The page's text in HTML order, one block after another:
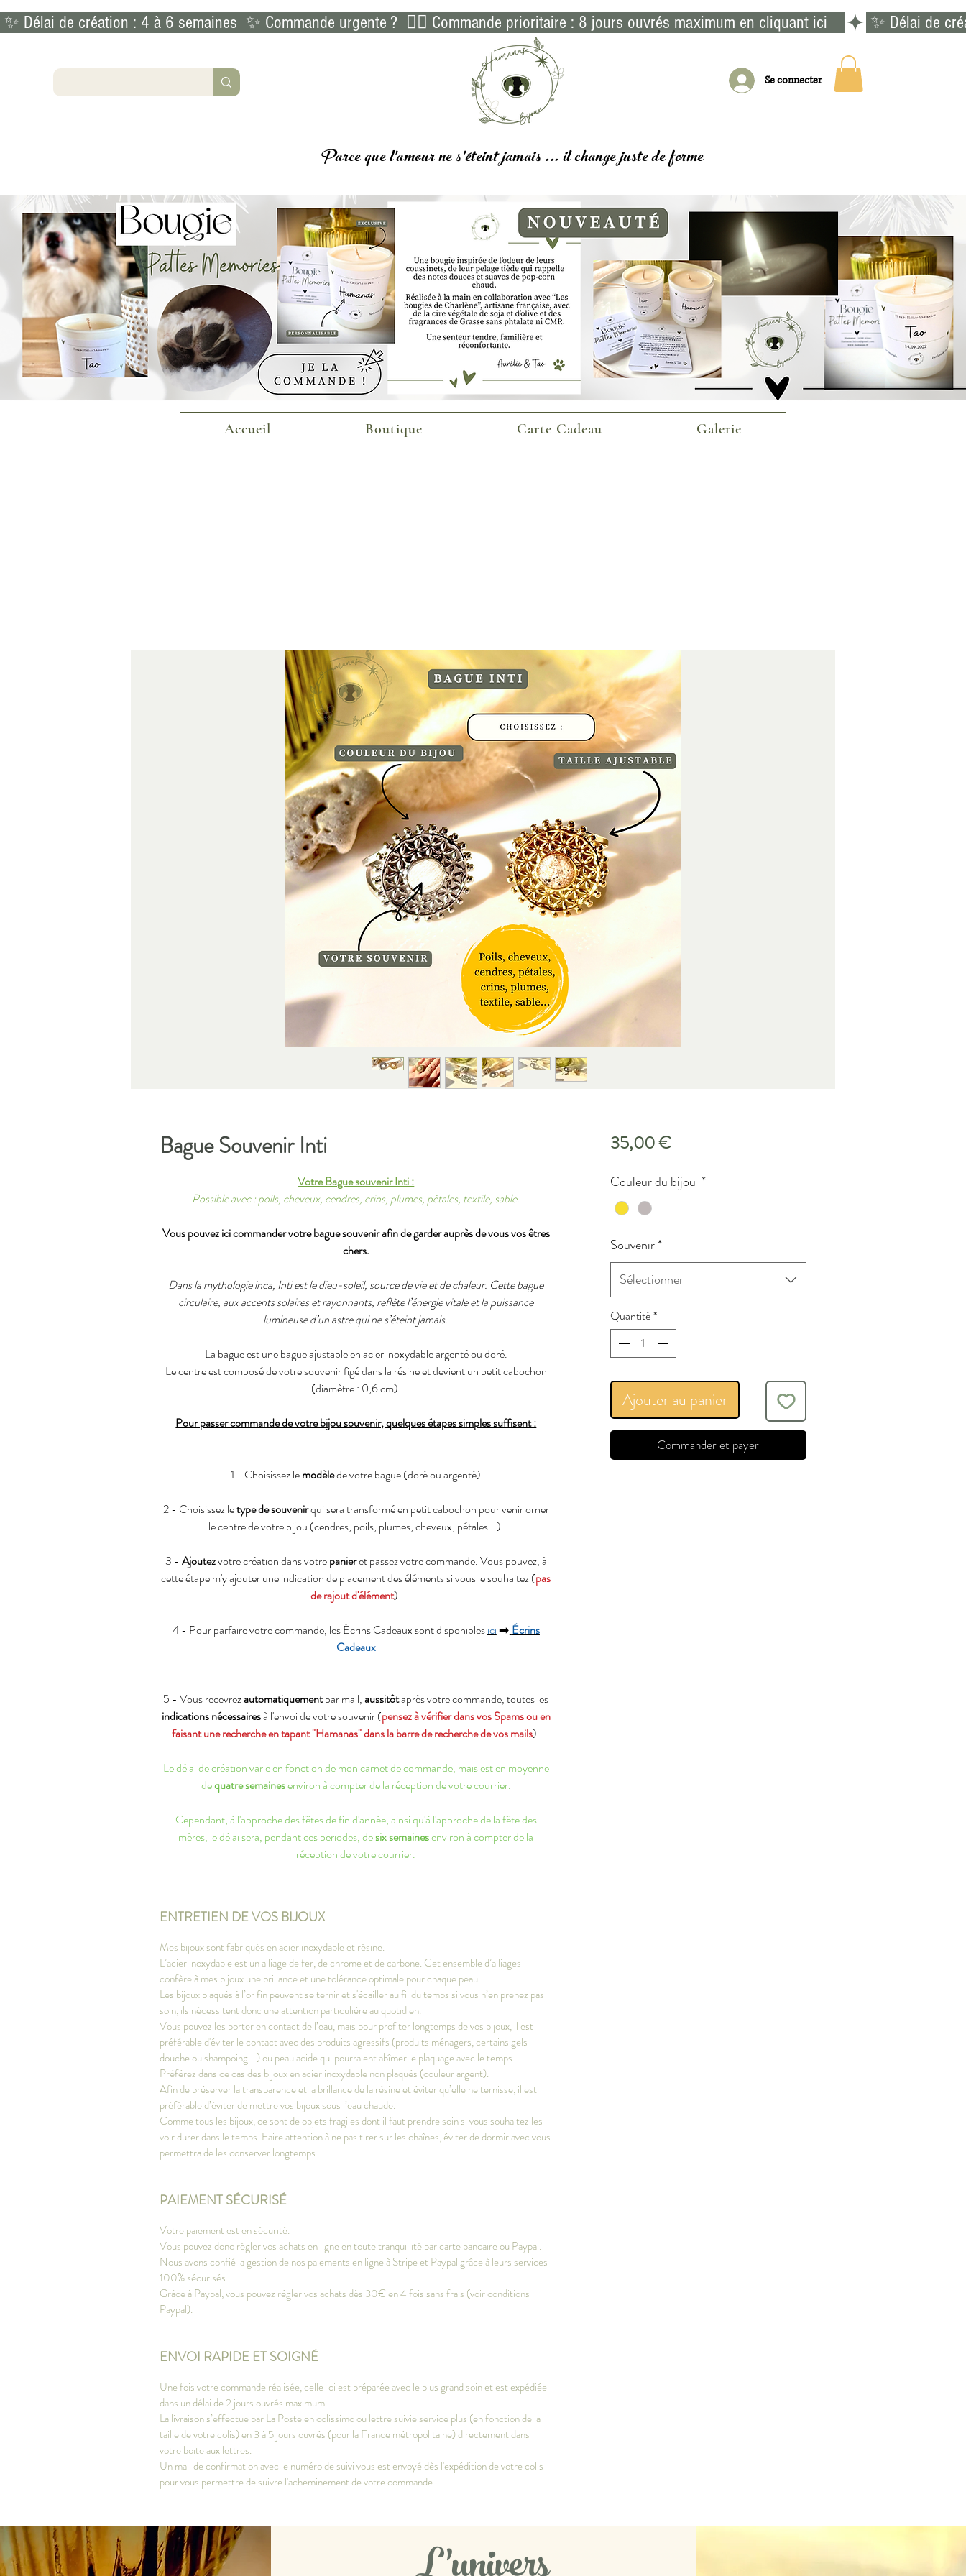
✨ Délai de création : 4 à 6 semaines  ✨ Commande urgente ?  👉🏻 Commande prioritaire : 8 jours ouvrés maximum en cliquant ici
Se connecter
Parce que l'amour ne s'éteint jamais ... ilchangejuste de forme
Accueil Boutique Carte Cadeau Galerie
Bague Souvenir Inti
Votre Bague souvenir Inti :
Possible avec : poils, cheveux, cendres, crins, plumes, pétales, textile, sable.
Vous pouvez ici commander votre bague souvenir afin de garder auprès de vous vos êtres
chers.
Dans la mythologie inca, Inti est le dieu-soleil, source de vie et de chaleur. Cette bague
circulaire, aux accents solaires et rayonnants, reflète l’énergie vitale et la puissance
lumineuse d’un astre qui ne s’éteint jamais.
La bague est une bague ajustable en acier inoxydable argenté ou doré.
Le centre est composé de votre souvenir figé dans la résine et devient un petit cabochon
(diamètre : 0,6 cm).
Pour passer commande de votre bijou souvenir, quelques étapes simples suffisent :
1 - Choisissez lemodèlede votre bague (doré ou argenté)
2 - Choisissez letype de souvenirqui sera transformé en petit cabochon pour venir orner
le centre de votre bijou (cendres, poils, plumes, cheveux, pétales...).
3 - Ajoutezvotre création dans votrepanieret passez votre commande. Vous pouvez, à
cette étape m'y ajouter une indication de placement des éléments si vous le souhaitez (pas
de rajout d'élément).
4 - Pour parfaire votre commande, les Écrins Cadeaux sont disponiblesici➡️ Écrins
Cadeaux
5 - Vous recevrezautomatiquementpar mail,aussitôtaprès votre commande, toutes les
indications nécessairesà l'envoi de votre souvenir (pensez à vérifier dans vos Spams ou en
faisant une recherche en tapant "Hamanas" dans la barre de recherche de vos mails).
Le délai de création varie en fonction de mon carnet de commande, mais est en moyenne
dequatre semainesenviron à compter de la réception de votre courrier.
Cependant, à l'approche des fêtes de fin d'année, ainsi qu'à l'approche de la fête des
mères, le délai sera, pendant ces periodes, desix semainesenviron à compter de la
réception de votre courrier.
ENTRETIEN DE VOS BIJOUX
Mes bijoux sont fabriqués en acier inoxydable et résine.
L’acier inoxydable est un alliage de fer, de chrome et de carbone. Cet ensemble d’alliages
confère à mes bijoux une brillance et une tolérance optimale pour chaque peau.
Les bijoux plaqués à l’or fin peuvent se ternir et s'écailler au fil du temps si vous n’en prenez pas
soin, ils nécessitent donc une attention particulière au quotidien.
Vous pouvez les porter en contact de l’eau, mais pour profiter longtemps de vos bijoux, il est
préférable d'éviter le contact avec des produits agressifs (produits ménagers, certains gels
douche ou shampoing ...) ou peau acide qui pourraient abîmer le plaquage avec le temps.
Préférez dans ce cas des bijoux en acier inoxydable non plaqués (couleur argent).
Afin de préserver la transparence et la brillance de la résine et éviter qu’elle ne ternisse, il est
préférable d’éviter de mettre vos bijoux sous l’eau chaude.
Comme tous les bijoux, ce sont de objets fragiles dont il faut prendre soin si vous souhaitez les
voir durer dans le temps. Faire attention à ne pas tirer sur les chaînes, éviter de dormir avec vous
permettra de les conserver longtemps.
PAIEMENT SÉCURISÉ
Votre paiement est en sécurité.
Vous pouvez donc régler vos achats en ligne en toute tranquillité par carte bancaire ou Paypal.
Nous avons confié la gestion de nos paiements en ligne à Stripe et Paypal grâce à leurs services
100% sécurisés.
Grâce à Paypal, vous pouvez régler vos achats dès 30€ en 4 fois sans frais (voir conditions
Paypal).
ENVOI RAPIDE ET SOIGNÉ
Une fois votre commande réalisée, celle-ci est préparée avec le plus grand soin et est expédiée
dans un délai de 2 jours ouvrés maximum.
La livraison s’effectue par La Poste en colissimo ou lettre suivie service plus (en fonction de la
taille de votre colis) en 3 à 5 jours ouvrés (pour la France métropolitaine) directement dans
votre boite aux lettres.
Un mail de confirmation avec le numéro de suivi vous est envoyé dès l'expédition de votre colis
pour vous permettre de suivre l'acheminement de votre commande.
35,00 €Prix
Couleur du bijou *
Souvenir*
Sélectionner
Quantité*
Ajouter au panier
Commander et payer